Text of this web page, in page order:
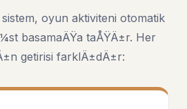
oyun aktiviteni otomatik
basamaÄŸa taÅŸÄ±r. Her
getirisi farklÄ±dÄ±r: